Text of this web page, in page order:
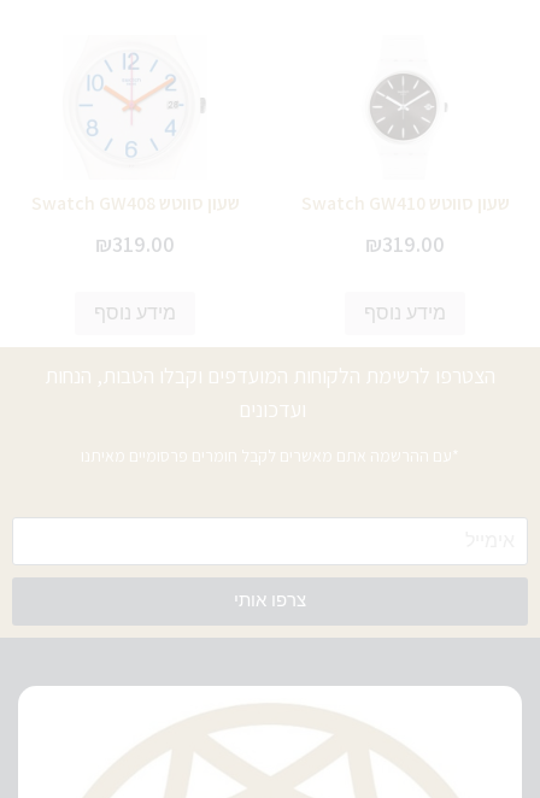
שעון סווטש Swatch GW410
₪319.00
מידע נוסף
שעון סווטש Swatch GW408
₪319.00
מידע נוסף
הצטרפו לרשימת הלקוחות המועדפים וקבלו הטבות, הנחות
ועדכונים
*עם ההרשמה אתם מאשרים לקבל חומרים פרסומיים מאיתנו
צרפו אותי